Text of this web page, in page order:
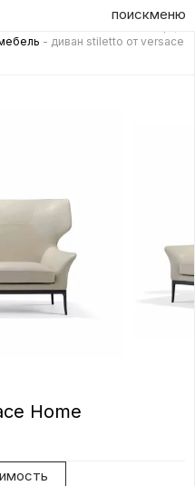
поискменю
- диван stiletto от versace
Home